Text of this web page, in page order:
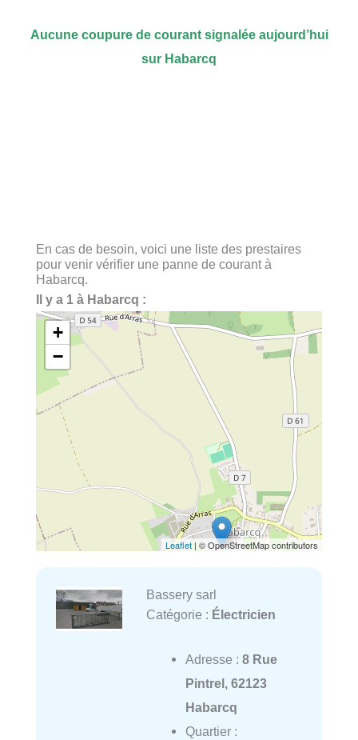
Aucune coupure de courant signalée aujourd’hui
sur Habarcq
En cas de besoin, voici une liste des prestaires
pour venir vérifier une panne de courant à
Habarcq.
Il y a 1 à Habarcq :
+
−
Leaflet| © OpenStreetMap contributors
Bassery sarl
Catégorie : Électricien
Adresse : 8 Rue
Pintrel, 62123
Habarcq
Quartier :